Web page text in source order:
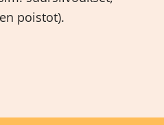
poistot).